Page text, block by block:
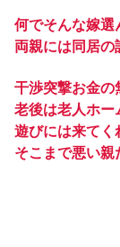
何でそんな嫁選
両親には同居の
干渉突撃お金の
老後は老人ホー
遊びには来てく
そこまで悪い親